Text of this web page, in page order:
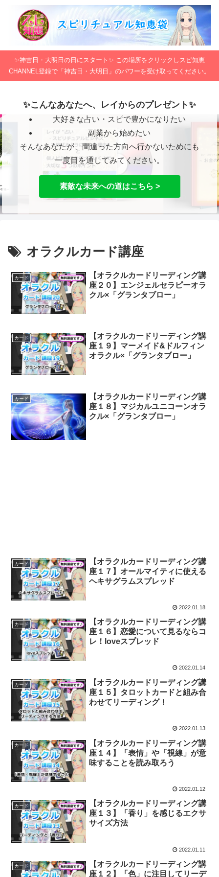
✨神吉日・大明日の日にスタート✨ この場所をクリックしスピ知恵
CHANNEL登録で「神吉日・大明日」のパワーを受け取ってください。
✨こんなあなたへ、レイからのプレゼント✨
大好きな占い・スピで豊かになりたい
副業から始めたい
そんなあなたが、間違った方向へ行かないためにも
一度目を通してみてください。
素敵な未来への道はこちら >
オラクルカード講座
カード
【オラクルカードリーディング講
座２０】エンジェルセラピーオラ
クル×「グランタブロー」
カード
【オラクルカードリーディング講
座１９】マーメイド&ドルフィン
オラクル×「グランタブロー」
カード
【オラクルカードリーディング講
座１８】マジカルユニコーンオラ
クル×「グランタブロー」
カード
【オラクルカードリーディング講
座１７】オールマイティに使える
ヘキサグラムスプレッド
2022.01.18
カード
【オラクルカードリーディング講
座１６】恋愛について見るならコ
レ！loveスプレッド
2022.01.14
カード
【オラクルカードリーディング講
座１５】タロットカードと組み合
わせてリーディング！
2022.01.13
カード
【オラクルカードリーディング講
座１４】「表情」や「視線」が意
味することを読み取ろう
2022.01.12
カード
【オラクルカードリーディング講
座１３】「香り」を感じるエクサ
サイズ方法
2022.01.11
カード
【オラクルカードリーディング講
座１２】「色」に注目してリーデ